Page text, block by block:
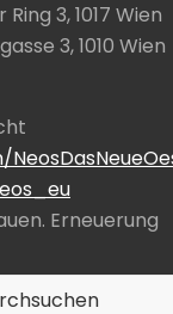
3, 1017 Wien
3, 1010 Wien
Erneuerung